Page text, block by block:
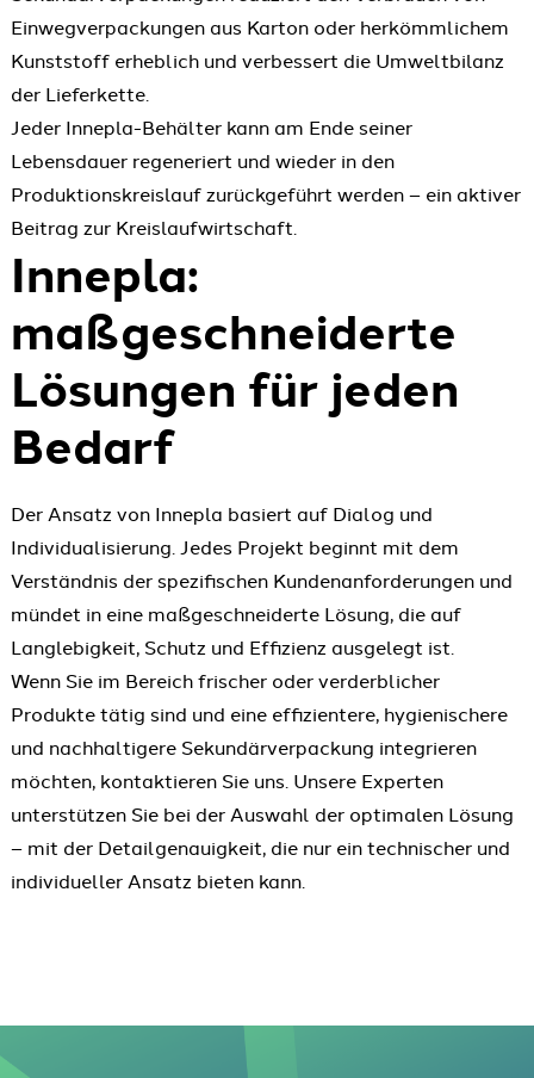
Einwegverpackungen aus Karton oder herkömmlichem
Kunststoff erheblich und verbessert die Umweltbilanz
der Lieferkette.
Jeder Innepla-Behälter kann am Ende seiner
Lebensdauer regeneriert und wieder in den
Produktionskreislauf zurückgeführt werden – ein aktiver
Beitrag zur Kreislaufwirtschaft.
Innepla:
maßgeschneiderte
Lösungen für jeden
Bedarf
Der Ansatz von Innepla basiert auf Dialog und
Individualisierung. Jedes Projekt beginnt mit dem
Verständnis der spezifischen Kundenanforderungen und
mündet in eine maßgeschneiderte Lösung, die auf
Langlebigkeit, Schutz und Effizienz ausgelegt ist.
Wenn Sie im Bereich frischer oder verderblicher
Produkte tätig sind und eine effizientere, hygienischere
und nachhaltigere Sekundärverpackung integrieren
möchten, kontaktieren Sie uns. Unsere Experten
unterstützen Sie bei der Auswahl der optimalen Lösung
– mit der Detailgenauigkeit, die nur ein technischer und
individueller Ansatz bieten kann.